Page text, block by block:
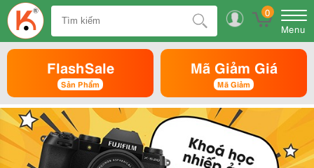
0
Menu
FlashSale
Sản Phẩm
Mã Giảm Giá
Mã Giảm